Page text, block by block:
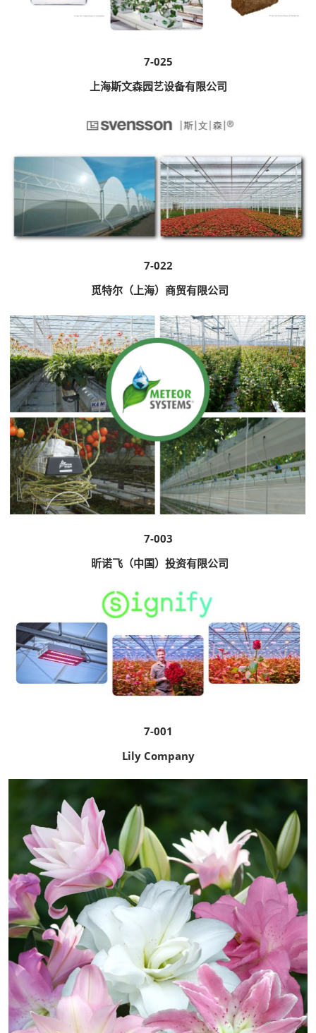
7-025
上海斯文森园艺设备有限公司
7-022
觅特尔（上海）商贸有限公司
7-003
昕诺飞（中国）投资有限公司
7-001
Lily Company